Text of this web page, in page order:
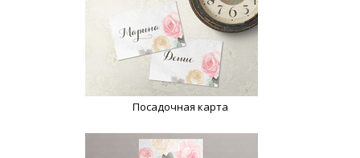
Посадочная карта